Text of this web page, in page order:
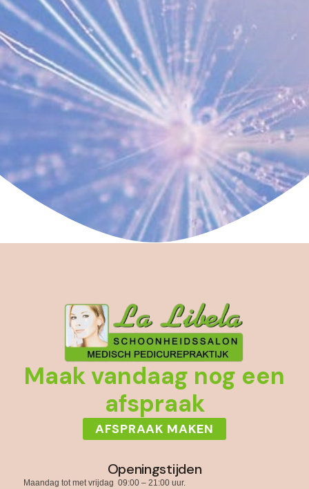
Maak vandaag nog een
afspraak
AFSPRAAK MAKEN
Openingstijden
Maandag tot met vrijdag 09:00 – 21:00 uur.